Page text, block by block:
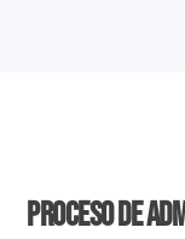
Proceso de